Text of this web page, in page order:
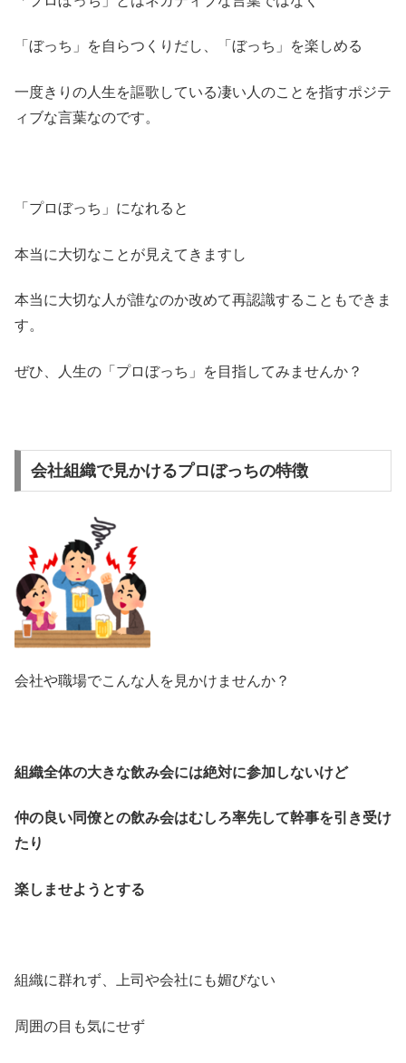
「ぼっち」を自らつくりだし、「ぼっち」を楽しめる
一度きりの人生を謳歌している凄い人のことを指すポジテ
ィブな言葉なのです。
「プロぼっち」になれると
本当に大切なことが見えてきますし
本当に大切な人が誰なのか改めて再認識することもできま
す。
ぜひ、人生の「プロぼっち」を目指してみませんか？
会社組織で見かけるプロぼっちの特徴
会社や職場でこんな人を見かけませんか？
組織全体の大きな飲み会には絶対に参加しないけど
仲の良い同僚との飲み会はむしろ率先して幹事を引き受け
たり
楽しませようとする
組織に群れず、上司や会社にも媚びない
周囲の目も気にせず